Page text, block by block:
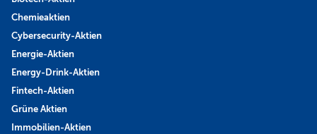
Chemieaktien
Cybersecurity-Aktien
Energie-Aktien
Energy-Drink-Aktien
Fintech-Aktien
Grüne Aktien
Immobilien-Aktien